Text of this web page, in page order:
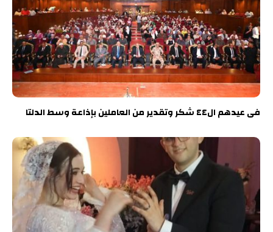
فى عيدهم ال٤٤ شكر وتقدير من العاملين بإذاعة وسط الدلتا